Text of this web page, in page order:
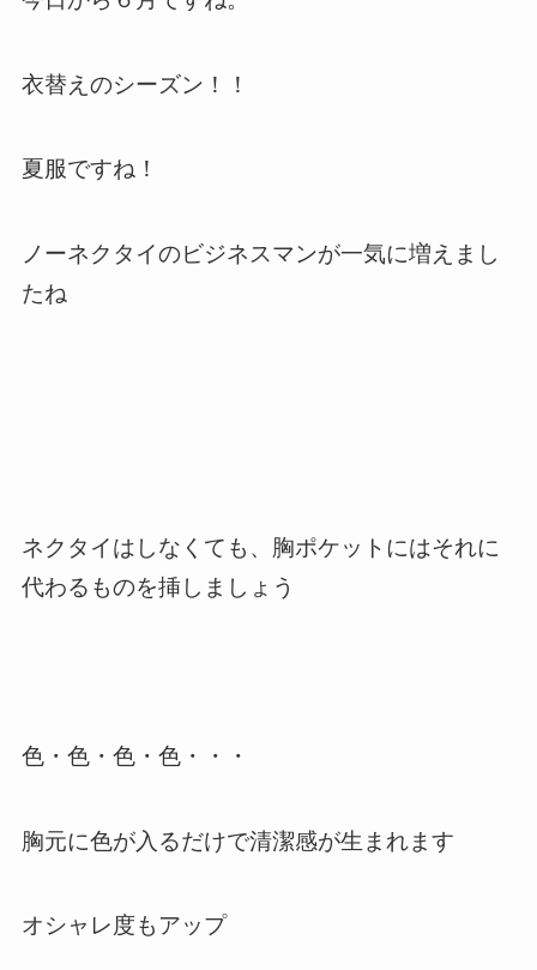
衣替えのシーズン！！
夏服ですね！
ノーネクタイのビジネスマンが一気に増えまし
たね
ネクタイはしなくても、胸ポケットにはそれに
代わるものを挿しましょう
色・色・色・色・・・
胸元に色が入るだけで清潔感が生まれます
オシャレ度もアップ